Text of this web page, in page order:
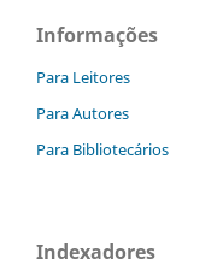
Informações
Para Leitores
Para Autores
Para Bibliotecários
Indexadores